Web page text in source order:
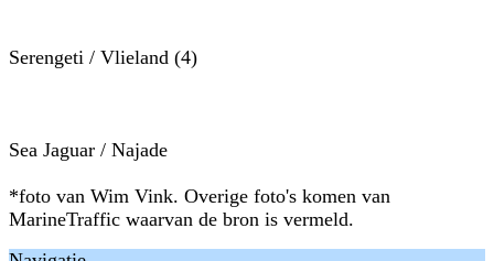
Serengeti / Vlieland (4)
Sea Jaguar / Najade
*foto van Wim Vink. Overige foto's komen van
MarineTraffic waarvan de bron is vermeld.